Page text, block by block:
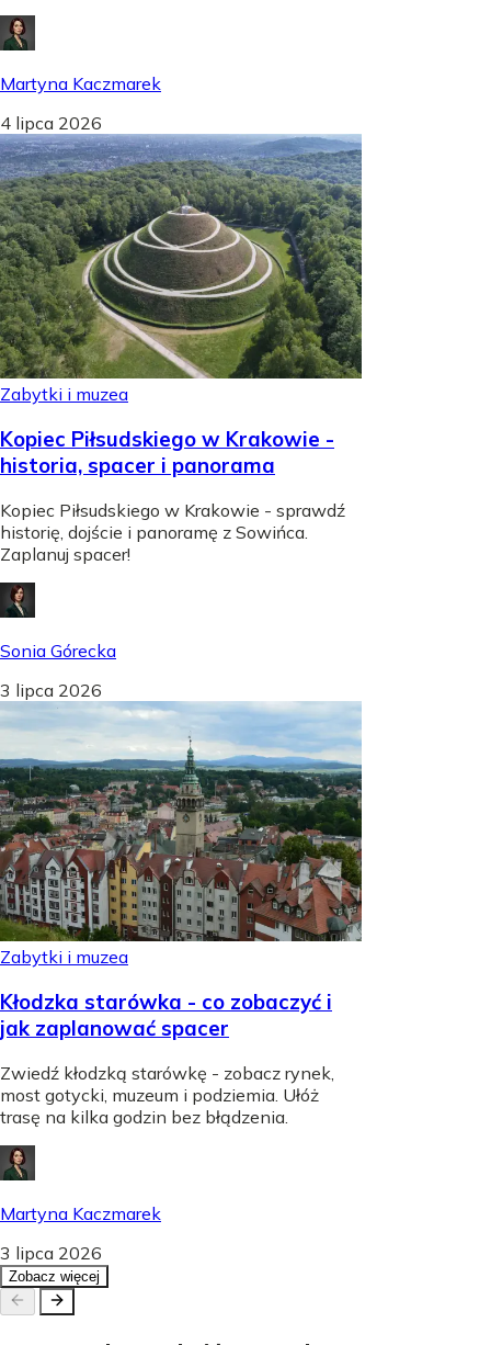
Martyna Kaczmarek
4 lipca 2026
Zabytki i muzea
Kopiec Piłsudskiego w Krakowie -
historia, spacer i panorama
Kopiec Piłsudskiego w Krakowie - sprawdź
historię, dojście i panoramę z Sowińca.
Zaplanuj spacer!
Sonia Górecka
3 lipca 2026
Zabytki i muzea
Kłodzka starówka - co zobaczyć i
jak zaplanować spacer
Zwiedź kłodzką starówkę - zobacz rynek,
most gotycki, muzeum i podziemia. Ułóż
trasę na kilka godzin bez błądzenia.
Martyna Kaczmarek
3 lipca 2026
Zobacz więcej